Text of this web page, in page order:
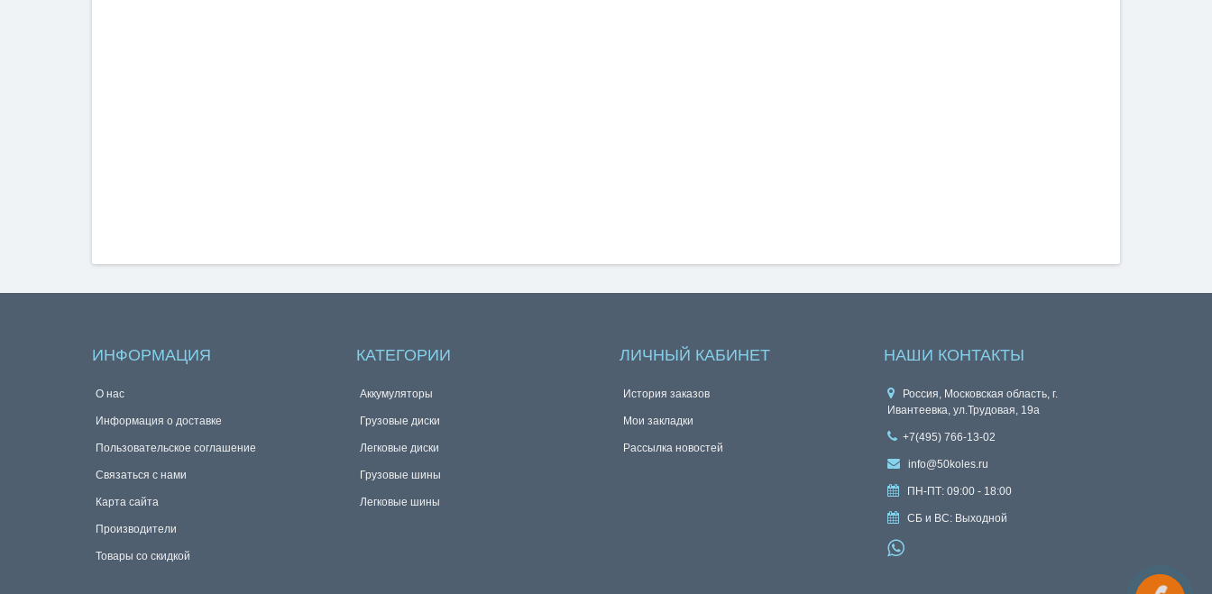
ИНФОРМАЦИЯ
О нас
Информация о доставке
Пользовательское соглашение
Связаться с нами
Карта сайта
Производители
Товары со скидкой
КАТЕГОРИИ
Аккумуляторы
Грузовые диски
Легковые диски
Грузовые шины
Легковые шины
ЛИЧНЫЙ КАБИНЕТ
История заказов
Мои закладки
Рассылка новостей
НАШИ КОНТАКТЫ
Россия, Московская область, г.
Ивантеевка, ул.Трудовая, 19а
+7(495) 766-13-02
info@50koles.ru
ПН-ПТ: 09:00 - 18:00
СБ и ВС: Выходной